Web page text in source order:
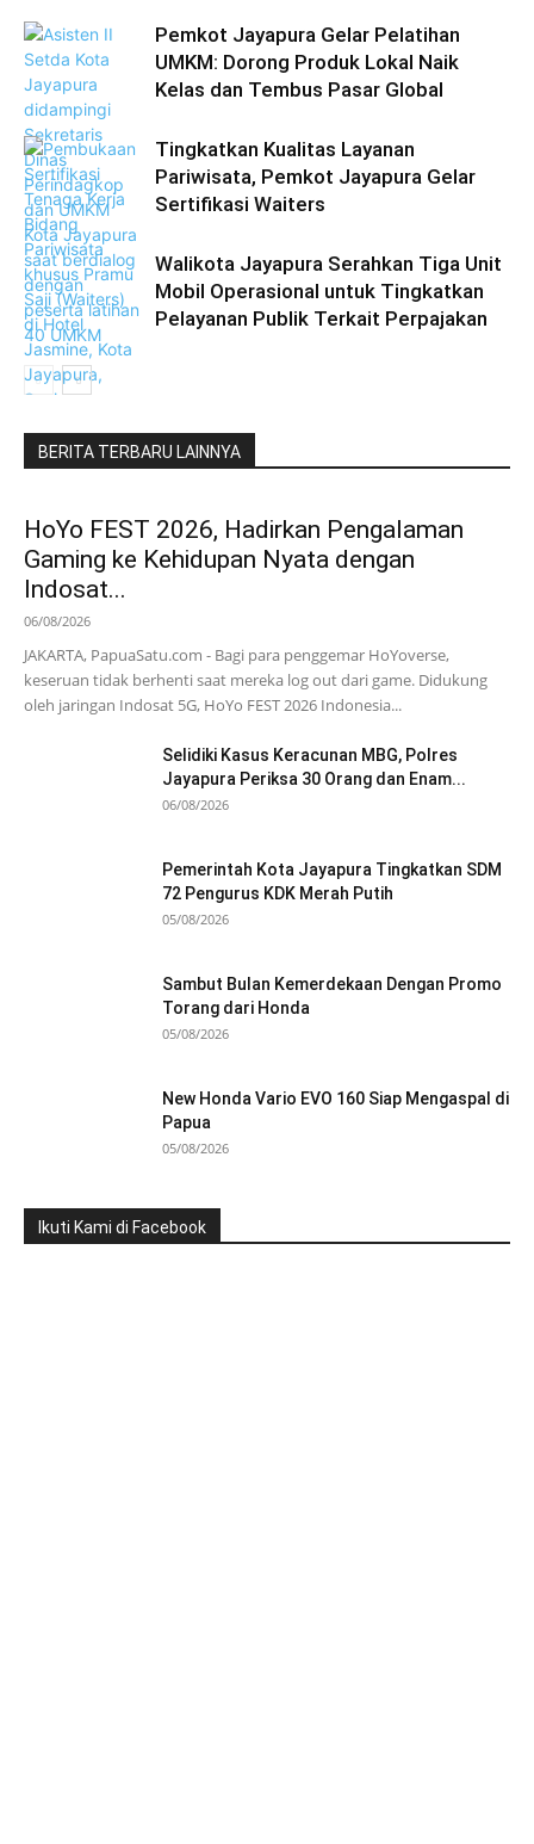
Pemkot Jayapura Gelar Pelatihan
UMKM: Dorong Produk Lokal Naik
Kelas dan Tembus Pasar Global
Tingkatkan Kualitas Layanan
Pariwisata, Pemkot Jayapura Gelar
Sertifikasi Waiters
Walikota Jayapura Serahkan Tiga Unit
Mobil Operasional untuk Tingkatkan
Pelayanan Publik Terkait Perpajakan
BERITA TERBARU LAINNYA
HoYo FEST 2026, Hadirkan Pengalaman
Gaming ke Kehidupan Nyata dengan
Indosat...
06/08/2026
JAKARTA, PapuaSatu.com - Bagi para penggemar HoYoverse,
keseruan tidak berhenti saat mereka log out dari game. Didukung
oleh jaringan Indosat 5G, HoYo FEST 2026 Indonesia...
Selidiki Kasus Keracunan MBG, Polres
Jayapura Periksa 30 Orang dan Enam...
06/08/2026
Pemerintah Kota Jayapura Tingkatkan SDM
72 Pengurus KDK Merah Putih
05/08/2026
Sambut Bulan Kemerdekaan Dengan Promo
Torang dari Honda
05/08/2026
New Honda Vario EVO 160 Siap Mengaspal di
Papua
05/08/2026
Ikuti Kami di Facebook